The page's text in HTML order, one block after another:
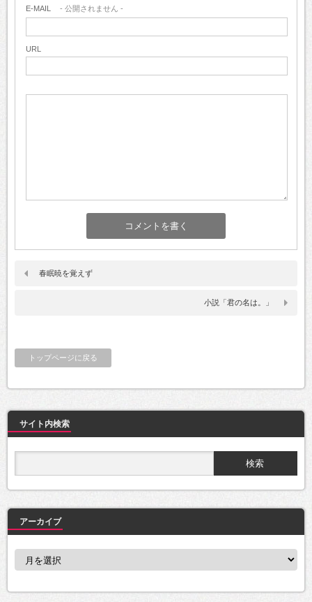
E-MAIL - 公開されません -
URL
春眠暁を覚えず
小説「君の名は。」
トップページに戻る
サイト内検索
アーカイブ
ア
ブ